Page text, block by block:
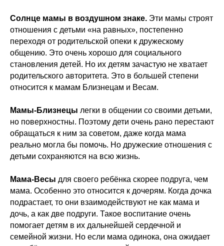
Солнце мамы в воздушном знаке. Эти мамы строят
отношения с детьми «на равных», постепенно
переходя от родительской опеки к дружескому
общению. Это очень хорошо для социального
становления детей. Но их детям зачастую не хватает
родительского авторитета. Это в большей степени
относится к мамам Близнецам и Весам.
Мамы-Близнецы легки в общении со своими детьми,
но поверхностны. Поэтому дети очень рано перестают
обращаться к ним за советом, даже когда мама
реально могла бы помочь. Но дружеские отношения с
детьми сохраняются на всю жизнь.
Мама-Весы для своего ребёнка скорее подруга, чем
мама. Особенно это относится к дочерям. Когда дочка
подрастает, то они взаимодействуют не как мама и
дочь, а как две подруги. Такое воспитание очень
помогает детям в их дальнейшей сердечной и
семейной жизни. Но если мама одинока, она ожидает